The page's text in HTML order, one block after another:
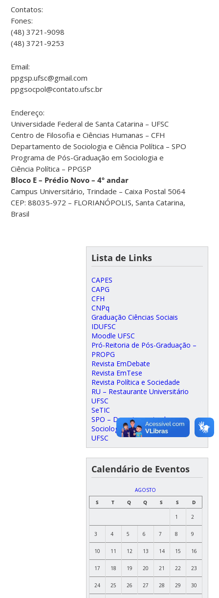
Contatos:
Fones:
(48) 3721-9098
(48) 3721-9253
Email:
ppgsp.ufsc@gmail.com
ppgsocpol@contato.ufsc.br
Endereço:
Universidade Federal de Santa Catarina – UFSC
Centro de Filosofia e Ciências Humanas – CFH
Departamento de Sociologia e Ciência Política – SPO
Programa de Pós-Graduação em Sociologia e
Ciência Política – PPGSP
Bloco E – Prédio Novo – 4º andar
Campus Universitário, Trindade – Caixa Postal 5064
CEP: 88035-972 – FLORIANÓPOLIS, Santa Catarina,
Brasil
Lista de Links
CAPES
CAPG
CFH
CNPq
Graduação Ciências Sociais
IDUFSC
Moodle UFSC
Pró-Reitoria de Pós-Graduação –
PROPG
Revista EmDebate
Revista EmTese
Revista Política e Sociedade
RU – Restaurante Universitário
UFSC
SeTIC
SPO – Departamento de
Sociologia e Ciência Política
UFSC
Calendário de Eventos
AGOSTO
S
T Q Q S S D
1 2
3 4 5 6 7 8 9
10 11 12 13 14 15 16
17 18 19 20 21 22 23
24 25 26 27 28 29 30